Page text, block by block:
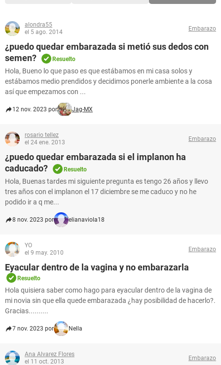
SEXUALIDAD
GLOSARIO
alondra55
el 5 ago. 2014
Embarazo
¿puedo quedar embarazada si metió sus dedos con
semen?
Resuelto
Hola, Bueno lo que paso es que estábamos en mi casa solos y
estábamos medio prendidos y decidimos ponerle ambiente a la cosa
así que empezamos con ...
12 nov. 2023 por Jag-MX
rosario tellez
el 24 ene. 2013
Embarazo
¿puedo quedar embarazada si el implanon ha
caducado?
Resuelto
Hola, Buenas tardes mi siguiente pregunta es tengo 26 años y llevo
tres años con el implanon el 17 diciembre se me caduco y no he
podido ir a q me...
8 nov. 2023 por elianaviola18
YO
el 9 may. 2010
Embarazo
Eyacular dentro de la vagina y no embarazarla
Resuelto
Hola quisiera saber como hago para eyacular dentro de la vagina de
mi novia sin que ella quede embarazada ¿hay posibilidad de hacerlo?.
Gracias..........
7 nov. 2023 por Nella
Ana Alvarez Flores
el 11 oct. 2013
Embarazo